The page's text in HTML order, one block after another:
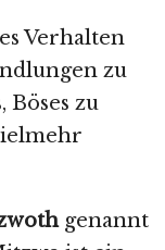
Verhalten
zu
Böses zu
genannt